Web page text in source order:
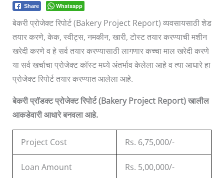
Share Whatsapp
बेकरी प्रोजेक्ट रिपोर्ट (Bakery Project Report) व्यवसायसाठी शेड
तयार करणे, केक, स्वीट्स, नमकीन, खारी, टोस्ट तयार करण्याची मशीन
खरेदी करणे व हे सर्व तयार करण्यासाठी लागणार कच्चा माल खरेदी करणे
या सर्व खर्चाचा प्रोजेक्ट कॉस्ट मध्ये अंतर्भाव केलेला आहे व त्या आधारे हा
प्रोजेक्ट रिपोर्ट तयार करण्यात आलेला आहे.
बेकरी प्रॉडक्ट प्रोजेक्ट रिपोर्ट(Bakery Project Report)खालील
आकडेवारीआधारेबनवलाआहे.
Project Cost Rs. 6,75,000/-
Loan Amount Rs. 5,00,000/-